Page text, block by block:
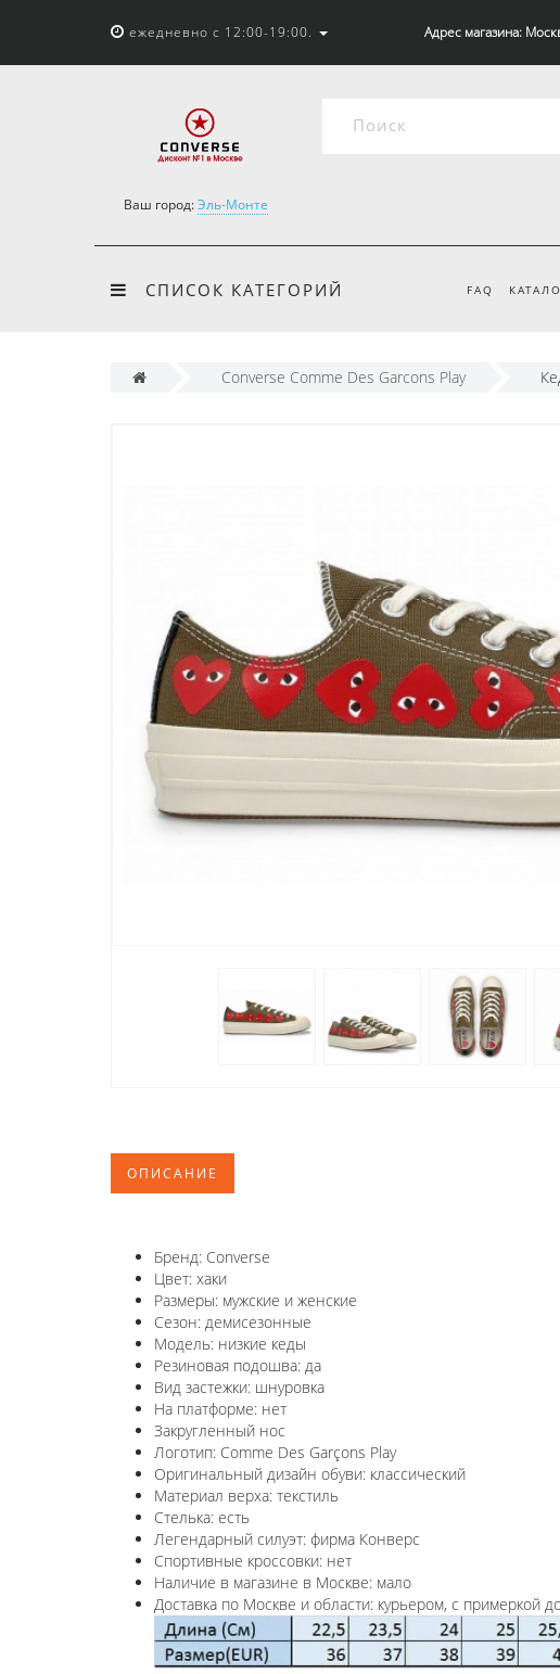
ежедневно с 12:00-19:00. Адрес магазина:
Ваш город:Эль-Монте
СПИСОК КАТЕГОРИЙ FAQ
Converse Comme Des Garcons Play
ОПИСАНИЕ
Бренд: Converse
Цвет: хаки
Размеры: мужские и женские
Сезон: демисезонные
Модель: низкие кеды
Резиновая подошва: да
Вид застежки: шнуровка
На платформе: нет
Закругленный нос
Логотип: Comme Des Garçons Play
Оригинальный дизайн обуви: классический
Материал верха: текстиль
Стелька: есть
Легендарный силуэт: фирма Конверс
Спортивные кроссовки: нет
Наличие в магазине в Москве: мало
Доставка по Москве и области: курьером, с примеркой